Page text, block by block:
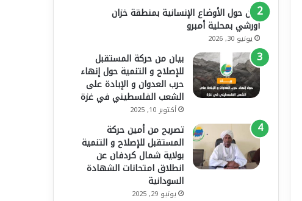
بيان حول الأوضاع الإنسانية بمنطقة خزان
أورشي بمحلية أمبرو
يونيو 30, 2026
بيان من حركة المستقبل
للإصلاح و التنمية حول إنهاء
حرب العدوان و الإبادة على
الشعب الفلسطيني في غزة
أكتوبر 10, 2025
تصريح من أمين حركة
المستقبل للإصلاح و التنمية
بولاية شمال كردفان عن
انطلاق امتحانات الشهادة
السودانية
يونيو 29, 2025